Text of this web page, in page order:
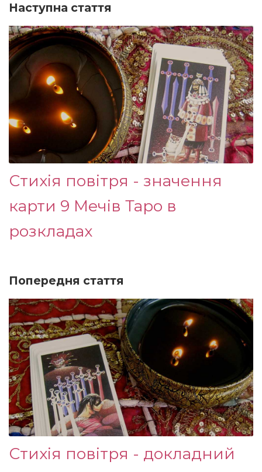
Наступна стаття
Стихія повітря - значення
карти 9 Мечів Таро в
розкладах
Попередня стаття
Стихія повітря - докладний